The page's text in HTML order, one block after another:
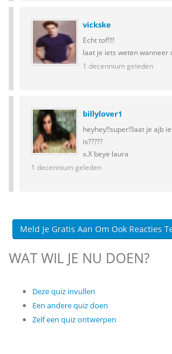
vickske
Echt tof!!!!
laat je iets weten wanneer
1 decennium geleden
billylover1
heyhey!!super!!laat je ajb
is?????
x.X beye laura
1 decennium geleden
Meld Je Gratis Aan Om Ook Reacties
WAT WIL JE NU DOEN?
Deze quiz invullen
Een andere quiz doen
Zelf een quiz ontwerpen